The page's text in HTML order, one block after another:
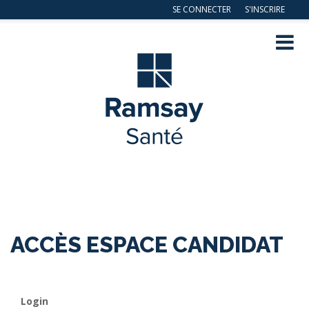
SE CONNECTER S'INSCRIRE
Navig
ACCÈS ESPACE CANDIDAT
Login